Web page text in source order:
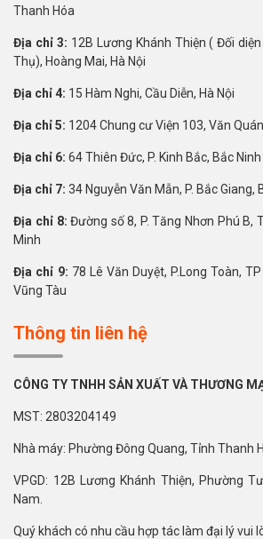
Thanh Hóa
Địa chỉ 3: 12B Lương Khánh Thiện ( Đối
Thụ), Hoàng Mai, Hà Nội
Địa chỉ 4: 15 Hàm Nghi, Cầu Diễn, Hà Nội
Địa chỉ 5: 1204 Chung cư Viện 103, Văn
Địa chỉ 6: 64 Thiên Đức, P. Kinh Bắc, Bắc Ninh
Địa chỉ 7: 34 Nguyễn Văn Mẫn, P. Bắc Giang,
Địa chỉ 8: Đường số 8, P. Tăng Nhơn Phú B,
Minh
Địa chỉ 9: 78 Lê Văn Duyệt, P.Long Toàn,
Vũng Tàu
Thông tin liên hệ
CÔNG TY TNHH SẢN XUẤT VÀ THƯƠNG
MST: 2803204149
Nhà máy: Phường Đông Quang, Tỉnh Thanh
VPGD: 12B Lương Khánh Thiện, Phường
Nam.
Quý khách có nhu cầu hợp tác làm đại lý vui